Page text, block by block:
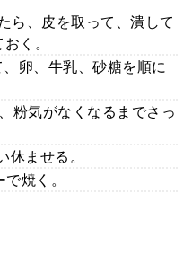
ら、皮を取って、潰して
く。
卵、牛乳、砂糖を順に
粉気がなくなるまでさっ
ませる。
焼く。